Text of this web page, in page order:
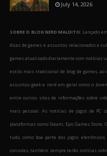
July 14, 2026
SOBRE O BLOG NERD MALDITO: Lançado
dicas de games e assuntos relacionados a
games atualizado diariamente com notícias
estilo mais tradicional de blog de games,
assuntos geek e nerd em geral como o
entre outros sites de informações sobre
mais pessoal. As notícias de jogos de PC
plataformas como Steam, Epic Games Store,
tudo, como boa parte dos jogos
consoles, também sempre terão notícias